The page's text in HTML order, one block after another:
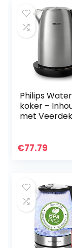
Philips Water
koker –
met
(HD9359/90)
€77.79